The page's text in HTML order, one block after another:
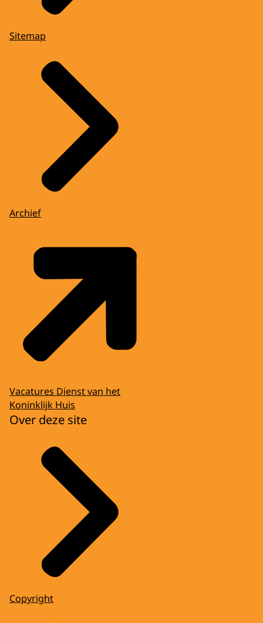
Sitemap
Archief
Vacatures Dienst van het
Koninklijk Huis
Over deze site
Copyright